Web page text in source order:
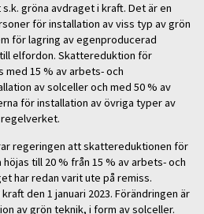
gröna avdraget i kraft. Det är en
för installation av viss typ av grön
för lagring av egenproducerad
elfordon. Skattereduktion för
med 15 % av arbets- och
av solceller och med 50 % av
för installation av övriga typer av
regeringen att skattereduktionen för
till 20 % från 15 % av arbets- och
har redan varit ute på remiss.
den 1 januari 2023. Förändringen är
av grön teknik, i form av solceller.